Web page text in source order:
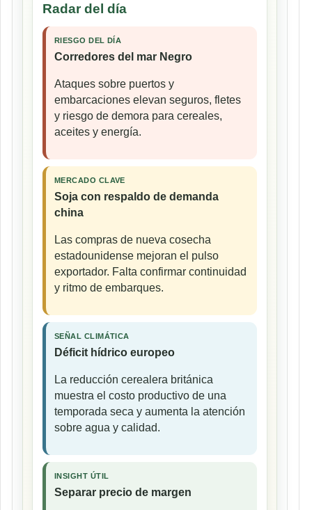
Radar del día
RIESGO DEL DÍA
Corredores del mar Negro
Ataques sobre puertos y
embarcaciones elevan seguros, fletes
y riesgo de demora para cereales,
aceites y energía.
MERCADO CLAVE
Soja con respaldo de demanda
china
Las compras de nueva cosecha
estadounidense mejoran el pulso
exportador. Falta confirmar continuidad
y ritmo de embarques.
SEÑAL CLIMÁTICA
Déficit hídrico europeo
La reducción cerealera británica
muestra el costo productivo de una
temporada seca y aumenta la atención
sobre agua y calidad.
INSIGHT ÚTIL
Separar precio de margen